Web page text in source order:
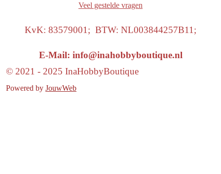
Veel gestelde vragen
KvK: 83579001; BTW: NL003844257B11;
E-Mail: info@inahobbyboutique.nl
© 2021 - 2025 InaHobbyBoutique
Powered by JouwWeb